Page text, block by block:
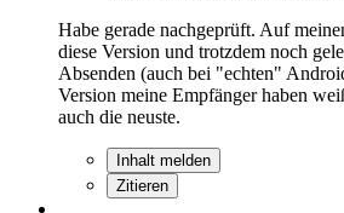
Habe gerade nachgeprüft. Auf
diese Version und trotzdem noch
Absenden (auch bei "echten"
Version meine Empfänger haben
auch die neuste.
Inhalt melden
Zitieren